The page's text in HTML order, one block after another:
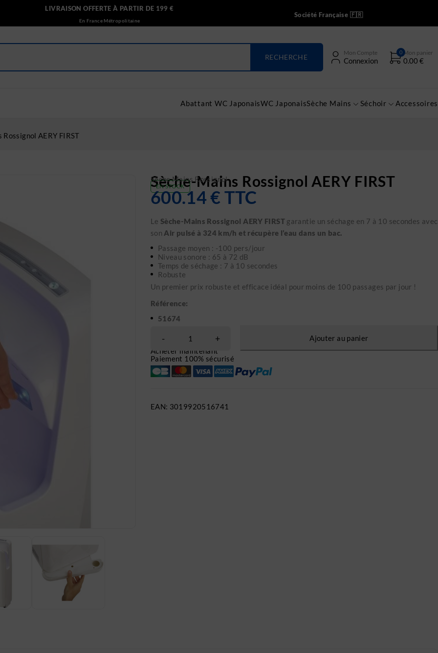
LIVRAISON OFFERTE À PARTIR DE 199 €
En France Métropolitaine
Société Française 🇫🇷
Mon Compte
Connexion
0 Mon panier
0.00 €
Abattant WC JaponaisWC JaponaisSèche Mains Séchoir Accessoires
Rossignol AERY FIRST
Sèche Mains Rossignol
Sèche-Mains Rossignol AERY FIRST
EN STOCK
600.14€ TTC
Le Sèche-Mains Rossignol AERY FIRSTgarantie un séchage en 7 à 10 secondes avec
son Air pulsé à 324 km/h et récupère l’eau dans un bac.
Passage moyen : -100 pers/jour
Niveau sonore : 65 à 72 dB
Temps de séchage : 7 à 10 secondes
Robuste
Un premier prix robuste et efficace idéal pour moins de 100 passages par jour !
Référence:
51674
Ajouter au panier
Acheter maintenant
Paiement 100% sécurisé
EAN: 3019920516741